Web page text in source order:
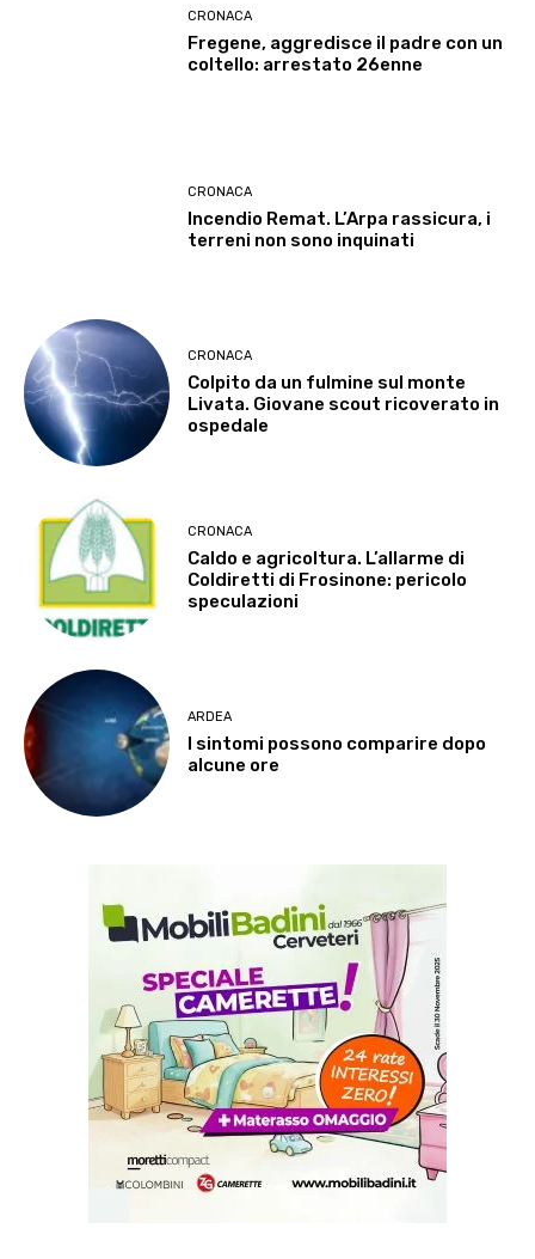
CRONACA
Fregene, aggredisce il padre con un
coltello: arrestato 26enne
CRONACA
Incendio Remat. L’Arpa rassicura, i
terreni non sono inquinati
CRONACA
Colpito da un fulmine sul monte
Livata. Giovane scout ricoverato in
ospedale
CRONACA
Caldo e agricoltura. L’allarme di
Coldiretti di Frosinone: pericolo
speculazioni
ARDEA
I sintomi possono comparire dopo
alcune ore